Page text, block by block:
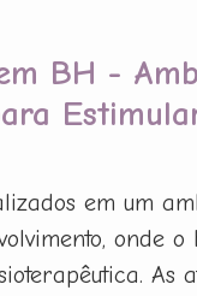
BH -
em um
onde
As